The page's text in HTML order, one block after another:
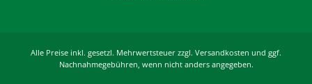
Alle Preise inkl. gesetzl. Mehrwertsteuer zzgl. Versandkosten und ggf.
Nachnahmegebühren, wenn nicht anders angegeben.